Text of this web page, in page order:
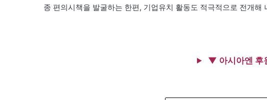
종 편의시책을 발굴하는 한편, 기업유치 활동도 적극적으로 전개해
▼ 아시아엔 후